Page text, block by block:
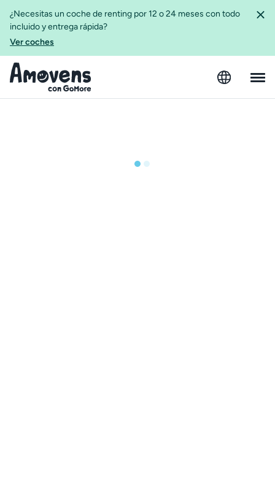
¿Necesitas un coche de renting por 12 o 24 meses con todo
incluido y entrega rápida?
Ver coches